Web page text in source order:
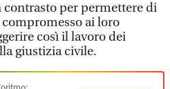
contrasto per permettere di
ai loro
così il lavoro dei
giustizia civile.